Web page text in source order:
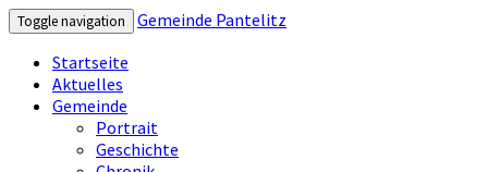
Toggle navigation
Gemeinde Pantelitz
Startseite
Aktuelles
Gemeinde
Portrait
Geschichte